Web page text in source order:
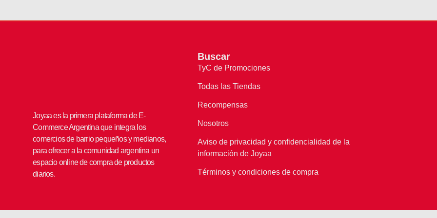
Joyaa es la primera plataforma de E-
Commerce Argentina que integra los
comercios de barrio pequeños y medianos,
para ofrecer a la comunidad argentina un
espacio online de compra de productos
diarios.
Buscar
TyC de Promociones
Todas las Tiendas
Recompensas
Nosotros
Aviso de privacidad y confidencialidad de la
información de Joyaa
Términos y condiciones de compra